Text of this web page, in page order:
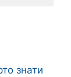
знати